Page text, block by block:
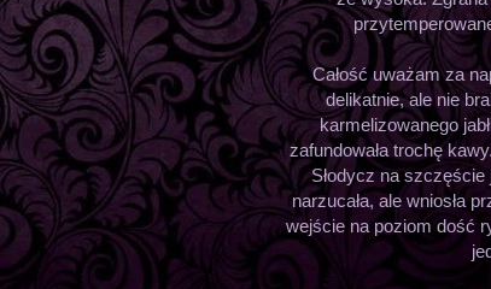
Całość uważam za
delikatnie, ale nie
karmelizowanego
zafundowała trochę
Słodycz na
narzucała, ale wniosła
wejście na poziom dość